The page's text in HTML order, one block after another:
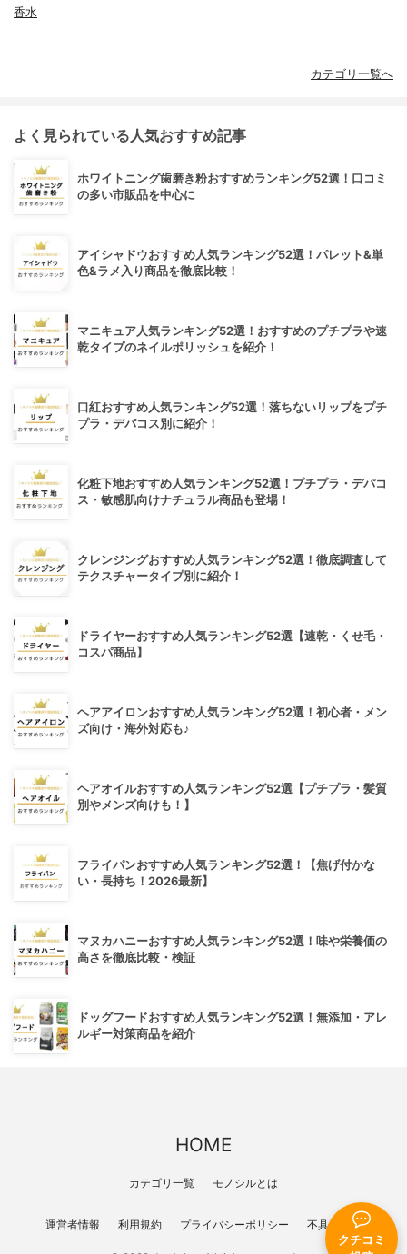
クチコミ
香水
カテゴリ一覧へ
よく見られている人気おすすめ記事
ホワイトニング歯磨き粉おすすめランキング52選！口コミ
の多い市販品を中心に
アイシャドウおすすめ人気ランキング52選！パレット&単
色&ラメ入り商品を徹底比較！
マニキュア人気ランキング52選！おすすめのプチプラや速
乾タイプのネイルポリッシュを紹介！
口紅おすすめ人気ランキング52選！落ちないリップをプチ
プラ・デパコス別に紹介！
化粧下地おすすめ人気ランキング52選！プチプラ・デパコ
ス・敏感肌向けナチュラル商品も登場！
クレンジングおすすめ人気ランキング52選！徹底調査して
テクスチャータイプ別に紹介！
ドライヤーおすすめ人気ランキング52選【速乾・くせ毛・
コスパ商品】
ヘアアイロンおすすめ人気ランキング52選！初心者・メン
ズ向け・海外対応も♪
ヘアオイルおすすめ人気ランキング52選【プチプラ・髪質
別やメンズ向けも！】
フライパンおすすめ人気ランキング52選！【焦げ付かな
い・長持ち！2026最新】
マヌカハニーおすすめ人気ランキング52選！味や栄養価の
高さを徹底比較・検証
ドッグフードおすすめ人気ランキング52選！無添加・アレ
ルギー対策商品を紹介
HOME
カテゴリ一覧 モノシルとは
運営者情報 利用規約 プライバシーポリシー 不具合報告